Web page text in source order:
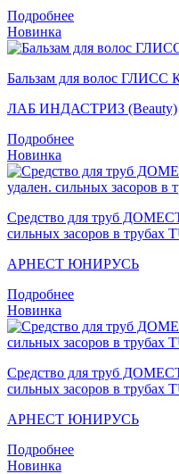
Подробнее
Новинка
Бальзам для волос ГЛИСС
ЛАБ ИНДАСТРИЗ (Beauty)
Подробнее
Новинка
Средство для труб
сильных засоров в трубах
АРНЕСТ ЮНИРУСЬ
Подробнее
Новинка
Средство для труб
сильных засоров в трубах
АРНЕСТ ЮНИРУСЬ
Подробнее
Новинка